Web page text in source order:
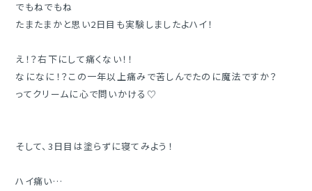
でもねでもね
たまたまかと思い2日目も実験しましたよハイ！
え！？右下にして痛くない！！
なになに！？この一年以上痛みで苦しんでたのに魔法ですか？
ってクリームに心で問いかける♡
そして、3日目は塗らずに寝てみよう！
ハイ痛い…